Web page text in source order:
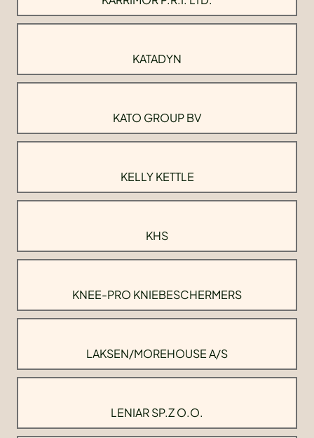
KATADYN
KATO GROUP BV
KELLY KETTLE
KHS
KNEE-PRO KNIEBESCHERMERS
LAKSEN/MOREHOUSE A/S
LENIAR SP.Z O.O.